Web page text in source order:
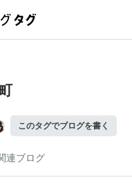
このタグでブログを書く
連ブログ